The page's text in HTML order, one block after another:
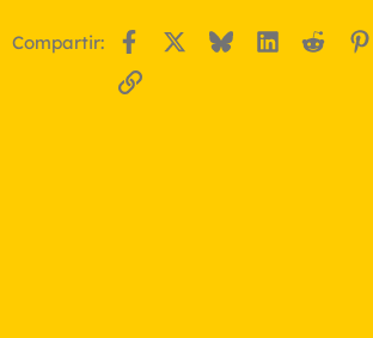
Compartir: Facebook BlueskyLinkedIn
Reddit
Enlace